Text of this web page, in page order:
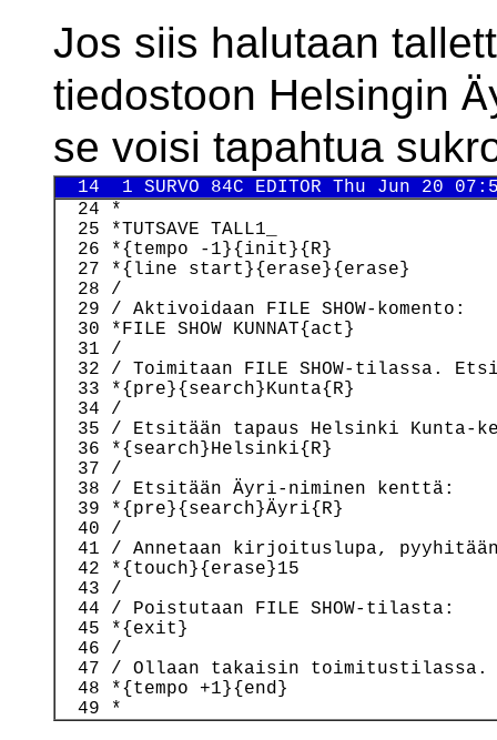
Jos siis halutaan
tiedostoon Helsingin
se voisi tapahtua
14  1 SURVO 84C EDITOR Thu Jun 20
  24 *
  25 *TUTSAVE TALL1_
  26 *{tempo -1}{init}{R}
  27 *{line start}{erase}{erase}
  28 /
  29 / Aktivoidaan FILE SHOW-komento:
  30 *FILE SHOW KUNNAT{act}
  31 /
32 / Toimitaan FILE SHOW-tilassa.
  33 *{pre}{search}Kunta{R}
  34 /
35 / Etsitään tapaus Helsinki Kunta-
  36 *{search}Helsinki{R}
  37 /
  38 / Etsitään Äyri-niminen kenttä:
  39 *{pre}{search}Äyri{R}
  40 /
41 / Annetaan kirjoituslupa,
  42 *{touch}{erase}15
  43 /
  44 / Poistutaan FILE SHOW-tilasta:
  45 *{exit}
  46 /
  47 / Ollaan takaisin toimitustilassa.
  48 *{tempo +1}{end}